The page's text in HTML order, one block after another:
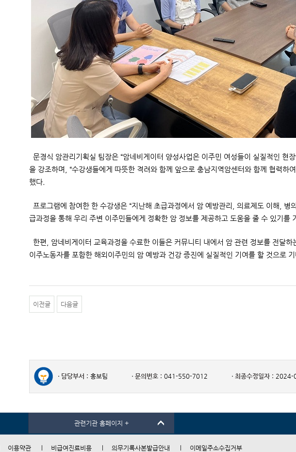
문경식 암관리기획실 팀장은 “암네비게이터 양성사업은 이주민 여성들이 실질적인 현
을 강조하며, “수강생들에게 따뜻한 격려와 함께 앞으로 충남지역암센터와 함께 협력하
했다.
프로그램에 참여한 한 수강생은 “지난해 초급과정에서 암 예방관리, 의료제도 이해, 병
급과정을 통해 우리 주변 이주민들에게 정확한 암 정보를 제공하고 도움을 줄 수 있기를
한편, 암네비게이터 교육과정을 수료한 이들은 커뮤니티 내에서 암 관련 정보를 전달하
이주노동자를 포함한 해외이주민의 암 예방과 건강 증진에 실질적인 기여를 할 것으로
이전글 다음글
담당부서 : 홍보팀 문의번호 : 041-550-7012 최종수정일자 : 2024-
관련기관 홈페이지 +
이용약관 비급여진료비용 의무기록사본발급안내 이메일주소수집거부